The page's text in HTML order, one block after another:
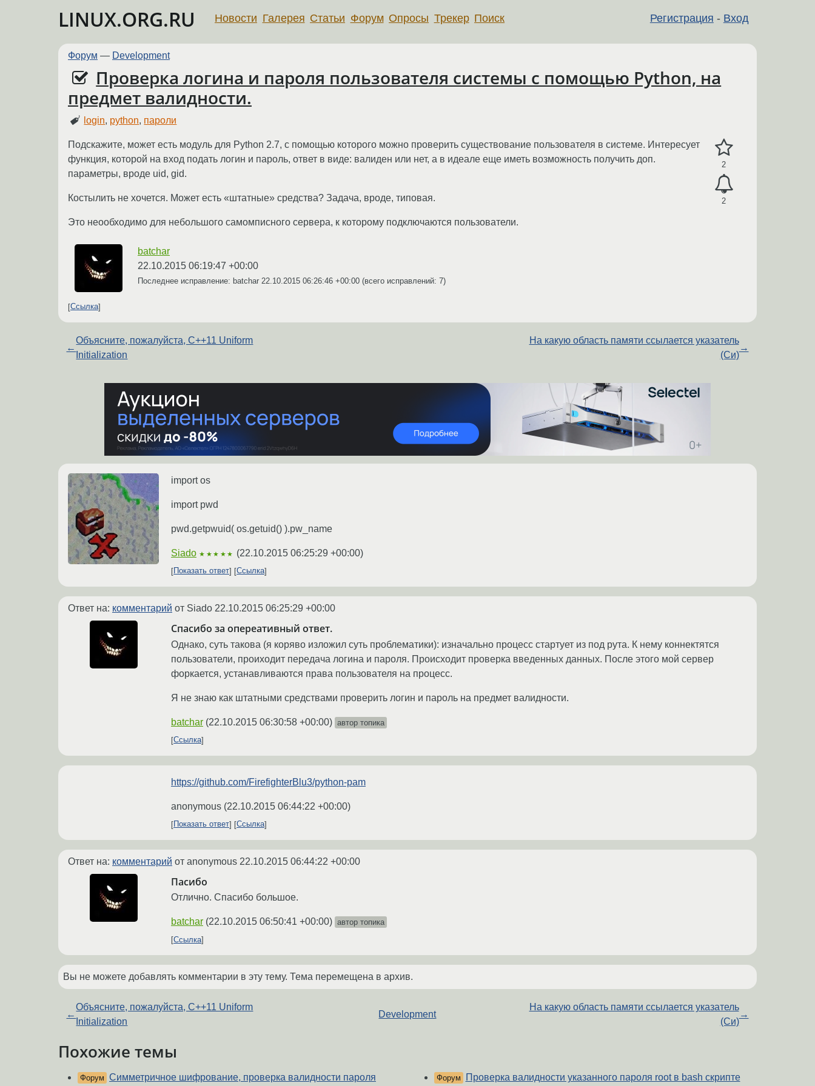
LINUX.ORG.RU Регистрация - Вход
Новости Галерея Статьи Форум Опросы Трекер Поиск
Форум — Development
Проверка логина и пароля пользователя системы с помощью Python, на
предмет валидности.
login, python, пароли
2
2
Подскажите, может есть модуль для Python 2.7, с помощью которого можно проверить существование пользователя в системе. Интересует
функция, которой на вход подать логин и пароль, ответ в виде: валиден или нет, а в идеале еще иметь возможность получить доп.
параметры, вроде uid, gid.
Костылить не хочется. Может есть «штатные» средства? Задача, вроде, типовая.
Это неообходимо для небольшого самомписного сервера, к которому подключаются пользователи.
batchar
22.10.2015 06:19:47 +00:00
Последнее исправление: batchar 22.10.2015 06:26:46 +00:00 (всего исправлений: 7)
Ссылка
←
Объясните, пожалуйста, C++11 Uniform
Initialization
На какую область памяти ссылается указатель
(Си)
→
import os
import pwd
pwd.getpwuid( os.getuid() ).pw_name
Siado ★★★★★ (22.10.2015 06:25:29 +00:00)
Показать ответ Ссылка
Ответ на: комментарий от Siado 22.10.2015 06:25:29 +00:00
Спасибо за опереативный ответ.
Однако, суть такова (я коряво изложил суть проблематики): изначально процесс стартует из под рута. К нему коннектятся
пользователи, проиходит передача логина и пароля. Происходит проверка введенных данных. После этого мой сервер
форкается, устанавливаются права пользователя на процесс.
Я не знаю как штатными средствами проверить логин и пароль на предмет валидности.
batchar (22.10.2015 06:30:58 +00:00) автор топика
Ссылка
https://github.com/FirefighterBlu3/python-pam
anonymous (22.10.2015 06:44:22 +00:00)
Показать ответ Ссылка
Ответ на: комментарий от anonymous 22.10.2015 06:44:22 +00:00
Пасибо
Отлично. Спасибо большое.
batchar (22.10.2015 06:50:41 +00:00) автор топика
Ссылка
Вы не можете добавлять комментарии в эту тему. Тема перемещена в архив.
←
Объясните, пожалуйста, C++11 Uniform
Initialization
Development
На какую область памяти ссылается указатель
(Си)
→
Похожие темы
Форум Симметричное шифрование, проверка валидности пароля Форум Проверка валидности указанного пароля root в bash скрипте